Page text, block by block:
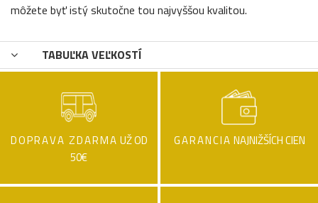
môžete byť istý skutočne tou najvyššou kvalitou.
TABUĽKA VEĽKOSTÍ
DOPRAVA ZDARMA UŽ OD
50€
GARANCIA NAJNIŽŠÍCH CIEN